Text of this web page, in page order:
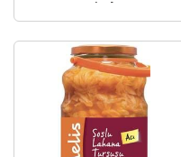
Art)